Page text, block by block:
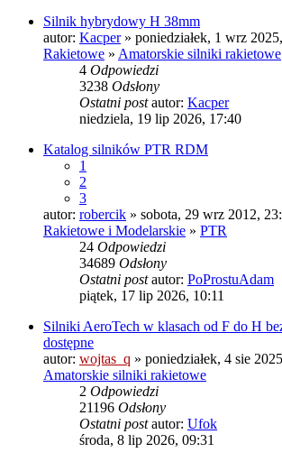
Silnik hybrydowy H 38mm
autor: Kacper» poniedziałek, 1 wrz
Rakietowe » Amatorskie silniki rakietowe
4 Odpowiedzi
3238 Odsłony
Ostatni postautor: Kacper
niedziela, 19 lip 2026, 17:40
Katalog silników PTR RDM
1
2
3
autor: robercik » sobota, 29 wrz 2012,
Rakietowe i Modelarskie » PTR
24 Odpowiedzi
34689 Odsłony
Ostatni postautor: PoProstuAdam
piątek, 17 lip 2026, 10:11
Silniki AeroTech w klasach od F do H
dostępne
autor: wojtas_q » poniedziałek, 4 sie
Amatorskie silniki rakietowe
2 Odpowiedzi
21196 Odsłony
Ostatni postautor: Ufok
środa, 8 lip 2026, 09:31